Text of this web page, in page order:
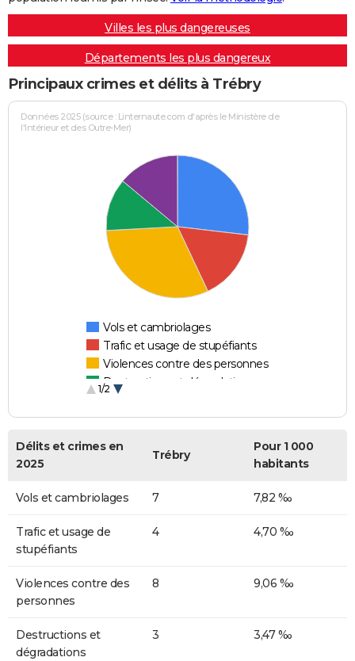
Villes les plus dangereuses
Départements les plus dangereux
Principaux crimes et délits à Trébry
Données 2025 (source : Linternaute.com d'après le Ministère de
l'Intérieur et des Outre-Mer)
Vols et cambriolages
Trafic et usage de stupéfiants
Violences contre des personnes
Destructions et dégradations
1/2
Délits et crimes en
2025
Trébry
Pour 1 000
habitants
Vols et cambriolages 7 7,82 ‰
Trafic et usage de
stupéfiants
4 4,70 ‰
Violences contre des
personnes
8 9,06 ‰
Destructions et
dégradations
3 3,47 ‰